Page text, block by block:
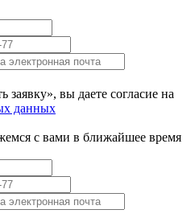
вы даете согласие на
данных
с вами в ближайшее время